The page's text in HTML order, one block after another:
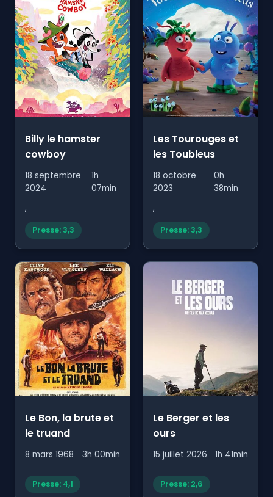
Billy le hamster
cowboy
18 septembre
2024
1h
07min
,
Presse: 3,3
Les Tourouges et
les Toubleus
18 octobre
2023
0h
38min
,
Presse: 3,3
Le Bon, la brute et
le truand
8 mars 1968 3h 00min
Presse: 4,1
Le Berger et les
ours
15 juillet 2026 1h 41min
Presse: 2,6